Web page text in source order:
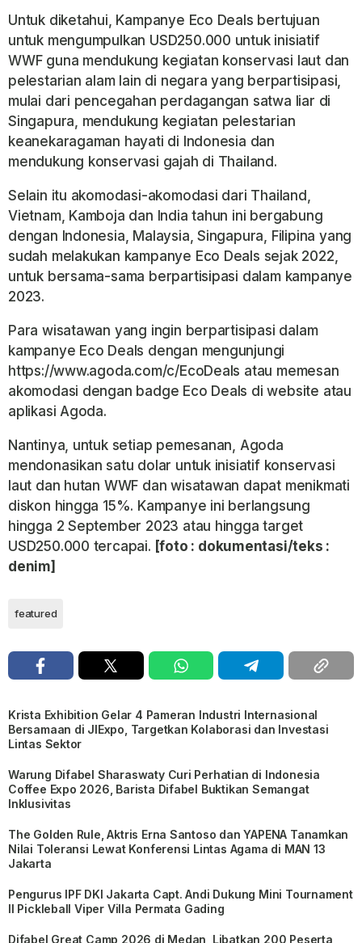
Untuk diketahui, Kampanye Eco Deals bertujuan
untuk mengumpulkan USD250.000 untuk inisiatif
WWF guna mendukung kegiatan konservasi laut dan
pelestarian alam lain di negara yang berpartisipasi,
mulai dari pencegahan perdagangan satwa liar di
Singapura, mendukung kegiatan pelestarian
keanekaragaman hayati di Indonesia dan
mendukung konservasi gajah di Thailand.
Selain itu akomodasi-akomodasi dari Thailand,
Vietnam, Kamboja dan India tahun ini bergabung
dengan Indonesia, Malaysia, Singapura, Filipina yang
sudah melakukan kampanye Eco Deals sejak 2022,
untuk bersama-sama berpartisipasi dalam kampanye
2023.
Para wisatawan yang ingin berpartisipasi dalam
kampanye Eco Deals dengan mengunjungi
https://www.agoda.com/c/EcoDeals atau memesan
akomodasi dengan badge Eco Deals di website atau
aplikasi Agoda.
Nantinya, untuk setiap pemesanan, Agoda
mendonasikan satu dolar untuk inisiatif konservasi
laut dan hutan WWF dan wisatawan dapat menikmati
diskon hingga 15%. Kampanye ini berlangsung
hingga 2 September 2023 atau hingga target
USD250.000 tercapai. [foto : dokumentasi/teks :
denim]
featured
Krista Exhibition Gelar 4 Pameran Industri Internasional
Bersamaan di JIExpo, Targetkan Kolaborasi dan Investasi
Lintas Sektor
Warung Difabel Sharaswaty Curi Perhatian di Indonesia
Coffee Expo 2026, Barista Difabel Buktikan Semangat
Inklusivitas
The Golden Rule, Aktris Erna Santoso dan YAPENA Tanamkan
Nilai Toleransi Lewat Konferensi Lintas Agama di MAN 13
Jakarta
Pengurus IPF DKI Jakarta Capt. Andi Dukung Mini Tournament
II Pickleball Viper Villa Permata Gading
Difabel Great Camp 2026 di Medan, Libatkan 200 Peserta